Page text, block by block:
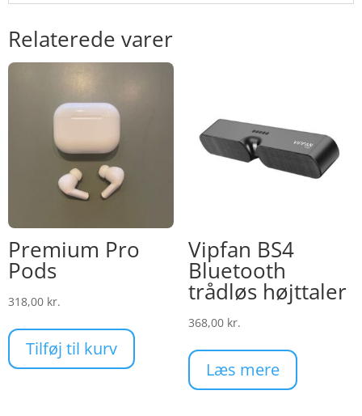
Relaterede varer
Premium Pro
Pods
318,00 kr.
Tilføj til kurv
Vipfan BS4
Bluetooth
trådløs højttaler
368,00 kr.
Læs mere